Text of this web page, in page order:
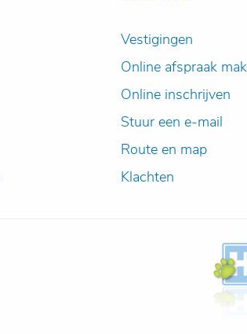
Vestigingen
Online afspraak
Online inschrijven
Stuur een e-mail
Route en map
Klachten